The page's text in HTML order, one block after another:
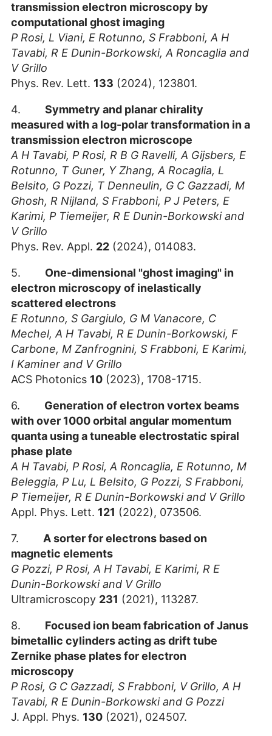
transmission electron microscopy by
computational ghost imaging
P Rosi, L Viani, E Rotunno, S Frabboni, A H
Tavabi, R E Dunin-Borkowski, A Roncaglia and
V Grillo
Phys. Rev. Lett. 133 (2024), 123801.
4. Symmetry and planar chirality
measured with a log-polar transformation in a
transmission electron microscope
A H Tavabi, P Rosi, R B G Ravelli, A Gijsbers, E
Rotunno, T Guner, Y Zhang, A Rocaglia, L
Belsito, G Pozzi, T Denneulin, G C Gazzadi, M
Ghosh, R Nijland, S Frabboni, P J Peters, E
Karimi, P Tiemeijer, R E Dunin-Borkowski and
V Grillo
Phys. Rev. Appl. 22 (2024), 014083.
5. One-dimensional "ghost imaging" in
electron microscopy of inelastically
scattered electrons
E Rotunno, S Gargiulo, G M Vanacore, C
Mechel, A H Tavabi, R E Dunin-Borkowski, F
Carbone, M Zanfrognini, S Frabboni, E Karimi,
I Kaminer and V Grillo
ACS Photonics 10 (2023), 1708-1715.
6. Generation of electron vortex beams
with over 1000 orbital angular momentum
quanta using a tuneable electrostatic spiral
phase plate
A H Tavabi, P Rosi, A Roncaglia, E Rotunno, M
Beleggia, P Lu, L Belsito, G Pozzi, S Frabboni,
P Tiemeijer, R E Dunin-Borkowski and V Grillo
Appl. Phys. Lett. 121 (2022), 073506.
7. A sorter for electrons based on
magnetic elements
G Pozzi, P Rosi, A H Tavabi, E Karimi, R E
Dunin-Borkowski and V Grillo
Ultramicroscopy 231 (2021), 113287.
8. Focused ion beam fabrication of Janus
bimetallic cylinders acting as drift tube
Zernike phase plates for electron
microscopy
P Rosi, G C Gazzadi, S Frabboni, V Grillo, A H
Tavabi, R E Dunin-Borkowski and G Pozzi
J. Appl. Phys. 130 (2021), 024507.